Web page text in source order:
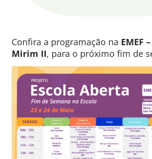
Confira a programação na EMEF
Mirim II, para o próximo fim de